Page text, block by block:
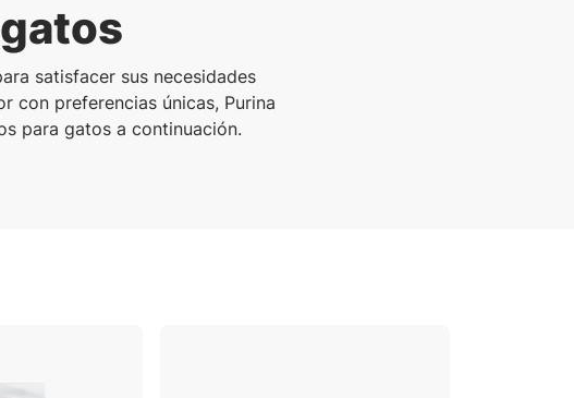
satisfacer sus necesidades
con preferencias únicas, Purina
para gatos a continuación.